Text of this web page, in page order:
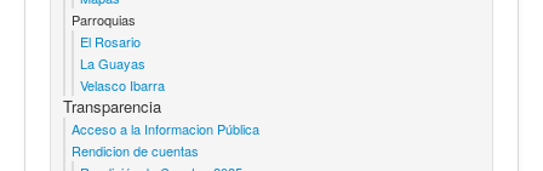
Parroquias
El Rosario
La Guayas
Velasco Ibarra
Transparencia
Acceso a la Informacion Pública
Rendicion de cuentas